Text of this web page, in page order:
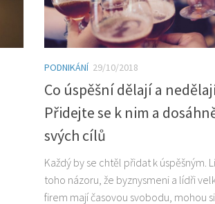
PODNIKÁNÍ 29/10/2018
Co úspěšní dělají a
Přidejte se k nim a
svých cílů
Každý by se chtěl přidat k úspěšným.
toho názoru, že byznysmeni a lídři
firem mají časovou svobodu, mohou